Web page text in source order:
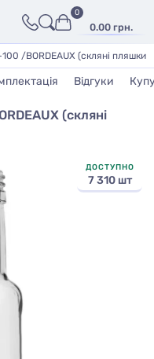
0.00 грн.
0
/BORDEAUX (скляні пляшки
Відгуки
(скляні
ДОСТУПНО
7 310 шт